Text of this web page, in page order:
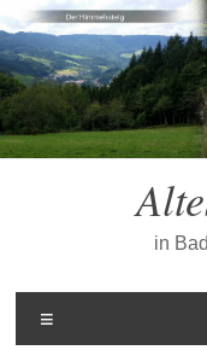
Zum
Inhalt
springen
in